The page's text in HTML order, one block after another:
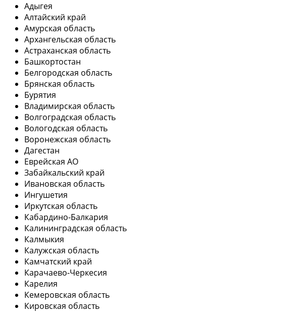
Адыгея
Алтайский край
Амурская область
Архангельская область
Астраханская область
Башкортостан
Белгородская область
Брянская область
Бурятия
Владимирская область
Волгоградская область
Вологодская область
Воронежская область
Дагестан
Еврейская АО
Забайкальский край
Ивановская область
Ингушетия
Иркутская область
Кабардино-Балкария
Калининградская область
Калмыкия
Калужская область
Камчатский край
Карачаево-Черкесия
Карелия
Кемеровская область
Кировская область